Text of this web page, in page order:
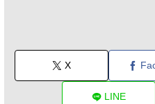
X
LINE